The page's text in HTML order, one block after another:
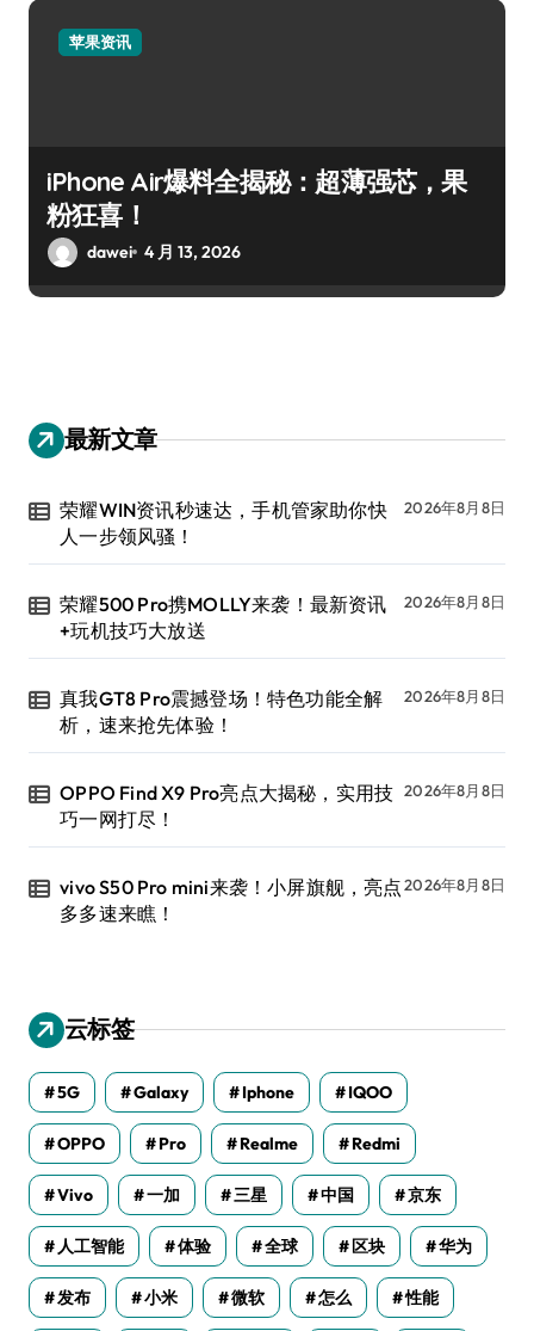
苹果资讯
iPhone Air爆料全揭秘：超薄强芯，果
粉狂喜！
dawei 4 月 13, 2026
最新文章
荣耀WIN资讯秒速达，手机管家助你快
人一步领风骚！
2026年8月8日
荣耀500 Pro携MOLLY来袭！最新资讯
+玩机技巧大放送
2026年8月8日
真我GT8 Pro震撼登场！特色功能全解
析，速来抢先体验！
2026年8月8日
OPPO Find X9 Pro亮点大揭秘，实用技
巧一网打尽！
2026年8月8日
vivo S50 Pro mini来袭！小屏旗舰，亮点
多多速来瞧！
2026年8月8日
云标签
5G Galaxy Iphone IQOO
OPPO Pro Realme Redmi
Vivo 一加 三星 中国 京东
人工智能 体验 全球 区块 华为
发布 小米 微软 怎么 性能